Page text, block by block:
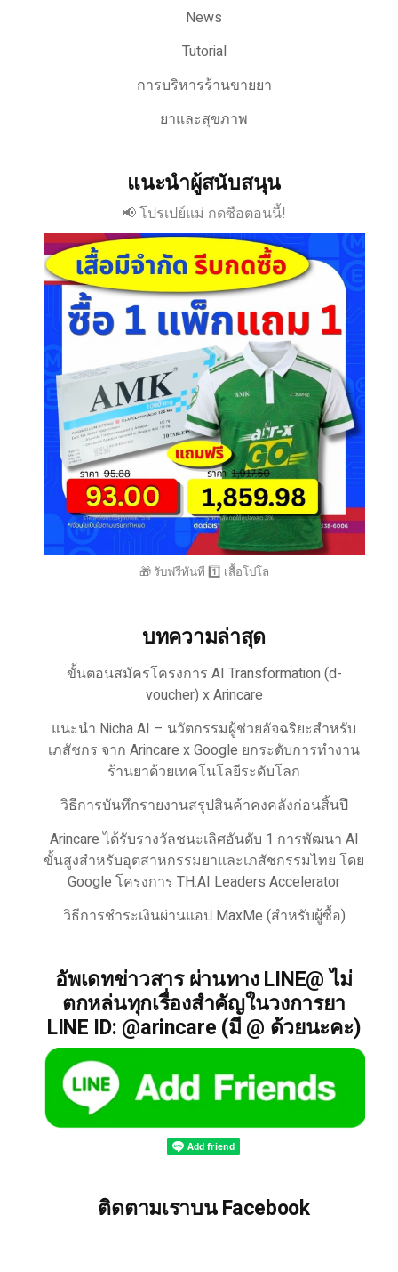
News
Tutorial
การบริหารร้านขายยา
ยาและสุขภาพ
แนะนำผู้สนับสนุน
📢 โปรเปย์แม่ กดซือตอนนี้!
🎁 รับฟรีทันที 1️⃣ เสื้อโปโล
บทความล่าสุด
ขั้นตอนสมัครโครงการ AI Transformation (d-
voucher) x Arincare
แนะนำ Nicha AI – นวัตกรรมผู้ช่วยอัจฉริยะสำหรับ
เภสัชกร จาก Arincare x Google ยกระดับการทำงาน
ร้านยาด้วยเทคโนโลยีระดับโลก
วิธีการบันทึกรายงานสรุปสินค้าคงคลังก่อนสิ้นปี
Arincare ได้รับรางวัลชนะเลิศอันดับ 1 การพัฒนา AI
ขั้นสูงสำหรับอุตสาหกรรมยาและเภสัชกรรมไทย โดย
Google โครงการ TH.AI Leaders Accelerator
วิธีการชำระเงินผ่านแอป MaxMe (สำหรับผู้ซื้อ)
อัพเดทข่าวสาร ผ่านทาง LINE@ ไม่
ตกหล่นทุกเรื่องสำคัญในวงการยา
LINE ID: @arincare (มี @ ด้วยนะคะ)
ติดตามเราบน Facebook